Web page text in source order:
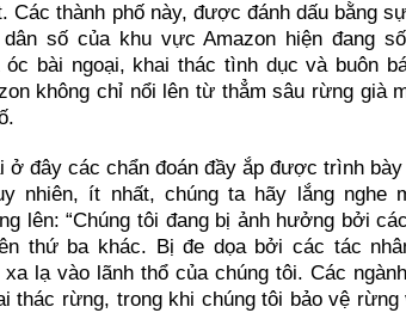
Các thành phố này, được đánh dấu bằng
số của khu vực Amazon hiện đang
bài ngoại, khai thác tình dục và buôn
không chỉ nổi lên từ thẳm sâu rừng già
ở đây các chẩn đoán đầy ắp được trình
nhiên, ít nhất, chúng ta hãy lắng nghe
lên: “Chúng tôi đang bị ảnh hưởng bởi
thứ ba khác. Bị đe dọa bởi các tác
lạ vào lãnh thổ của chúng tôi. Các
thác rừng, trong khi chúng tôi bảo vệ